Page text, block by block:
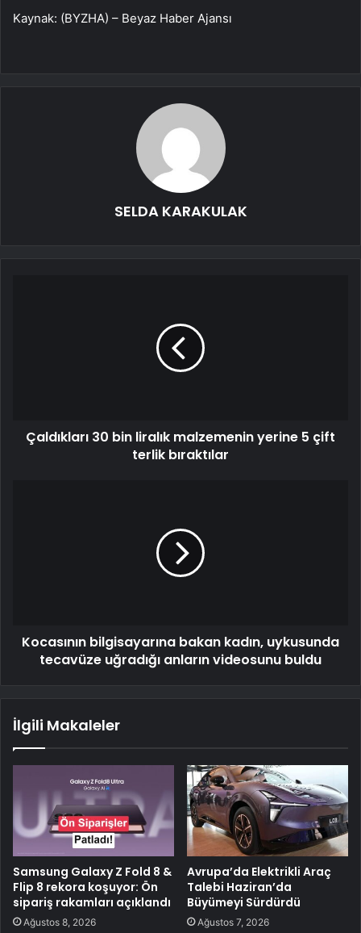
Kaynak: (BYZHA) – Beyaz Haber Ajansı
SELDA KARAKULAK
Çaldıkları 30 bin liralık malzemenin yerine 5 çift
terlik bıraktılar
Kocasının bilgisayarına bakan kadın, uykusunda
tecavüze uğradığı anların videosunu buldu
İlgili Makaleler
Samsung Galaxy Z Fold 8 &
Flip 8 rekora koşuyor: Ön
sipariş rakamları açıklandı
Ağustos 8, 2026
Avrupa’da Elektrikli Araç
Talebi Haziran’da
Büyümeyi Sürdürdü
Ağustos 7, 2026